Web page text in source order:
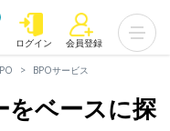
ログイン 会員登録
BPOサービス
をベースに探